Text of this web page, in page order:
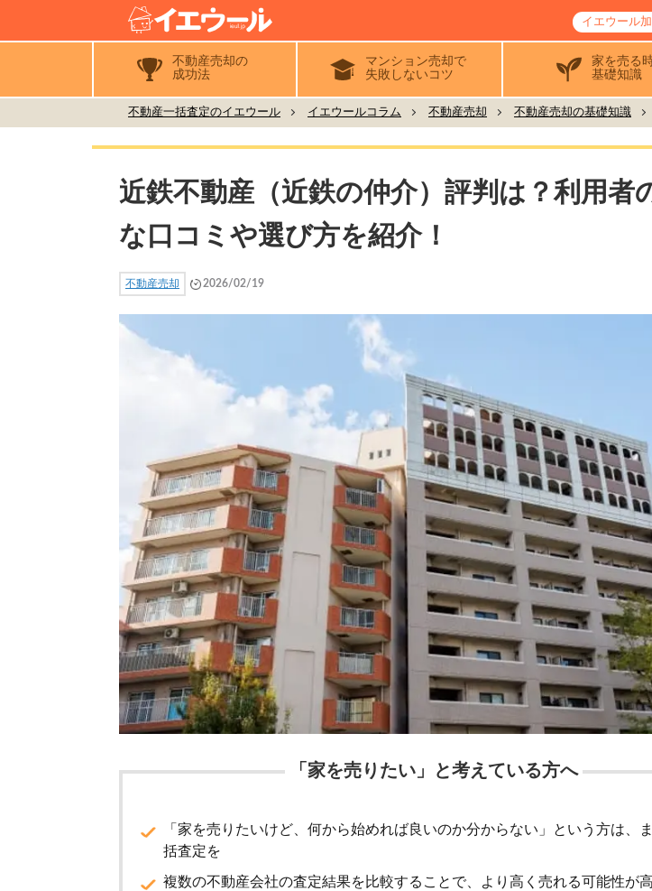
イエウール
不動産売却の
成功法
マンション売却で
失敗しないコツ
家を売る
基礎知識
不動産一括査定のイエウール イエウールコラム 不動産売却 不動産売却の基礎知識
近鉄不動産（近鉄の仲介）評判は？利用者
な口コミや選び方を紹介！
不動産売却 2026/02/19
「家を売りたい」と考えている方へ
「家を売りたいけど、何から始めれば良いのか分からない」という方は、
括査定を
複数の不動産会社の査定結果を比較することで、より高く売れる可能性が